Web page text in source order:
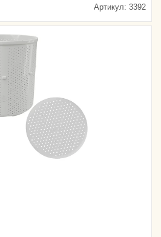
Артикул: 3392